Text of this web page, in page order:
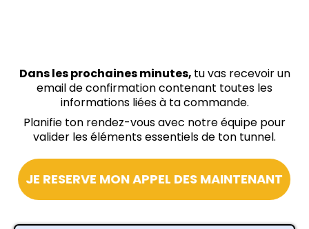
Dans les prochaines minutes, tu vas recevoir un
email de confirmation contenant toutes les
informations liées à ta commande.
Planifie ton rendez-vous avec notre équipe pour
valider les éléments essentiels de ton tunnel.
JE RESERVE MON APPEL DES MAINTENANT